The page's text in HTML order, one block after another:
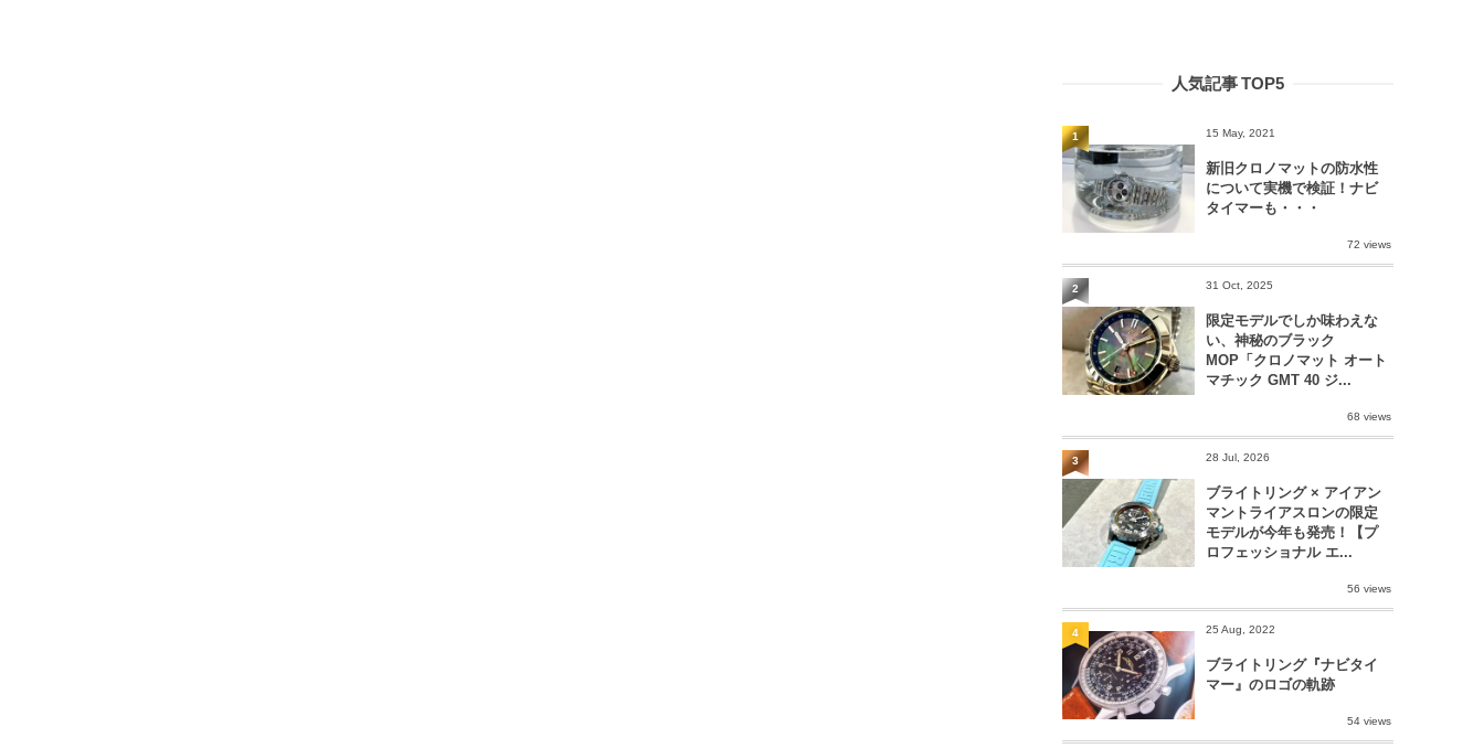
人気記事 TOP5
15 May, 2021
新旧クロノマットの防水性
について実機で検証！ナビ
タイマーも・・・
72 views
1
31 Oct, 2025
限定モデルでしか味わえな
い、神秘のブラック
MOP「クロノマット オート
マチック GMT 40 ジ...
68 views
2
28 Jul, 2026
ブライトリング × アイアン
マントライアスロンの限定
モデルが今年も発売！【プ
ロフェッショナル エ...
56 views
3
25 Aug, 2022
ブライトリング『ナビタイ
マー』のロゴの軌跡
54 views
4